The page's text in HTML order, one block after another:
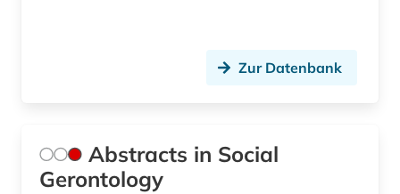
biomechanik (1)
Zur Datenbank
Abstracts in Social
Gerontology